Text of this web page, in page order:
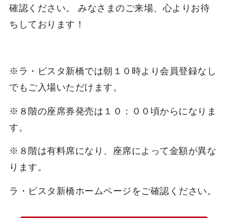
確認ください。 みなさまのご来場、心よりお待
ちしております！
※ラ・ピスタ新橋では朝１０時より会員登録なし
でもご入場いただけます。
※８階の座席券発売は１０：００頃からになりま
す。
※８階は有料席になり、座席によって金額が異な
ります。
ラ・ピスタ新橋ホームページをご確認ください。